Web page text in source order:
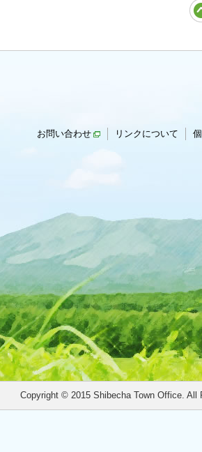
お問い合わせ リンクについて
Copyright © 2015 Shibecha Town Office. All